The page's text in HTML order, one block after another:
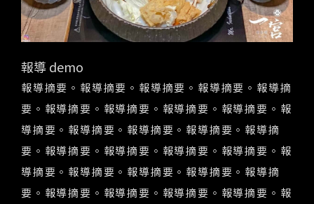
報導 demo
報導摘要。報導摘要。報導摘要。報導摘要。報導摘
要。報導摘要。報導摘要。報導摘要。報導摘要。報
導摘要。報導摘要。報導摘要。報導摘要。報導摘
要。報導摘要。報導摘要。報導摘要。報導摘要。報
導摘要。報導摘要。報導摘要。報導摘要。報導摘
要。報導摘要。報導摘要。報導摘要。報導摘要。報